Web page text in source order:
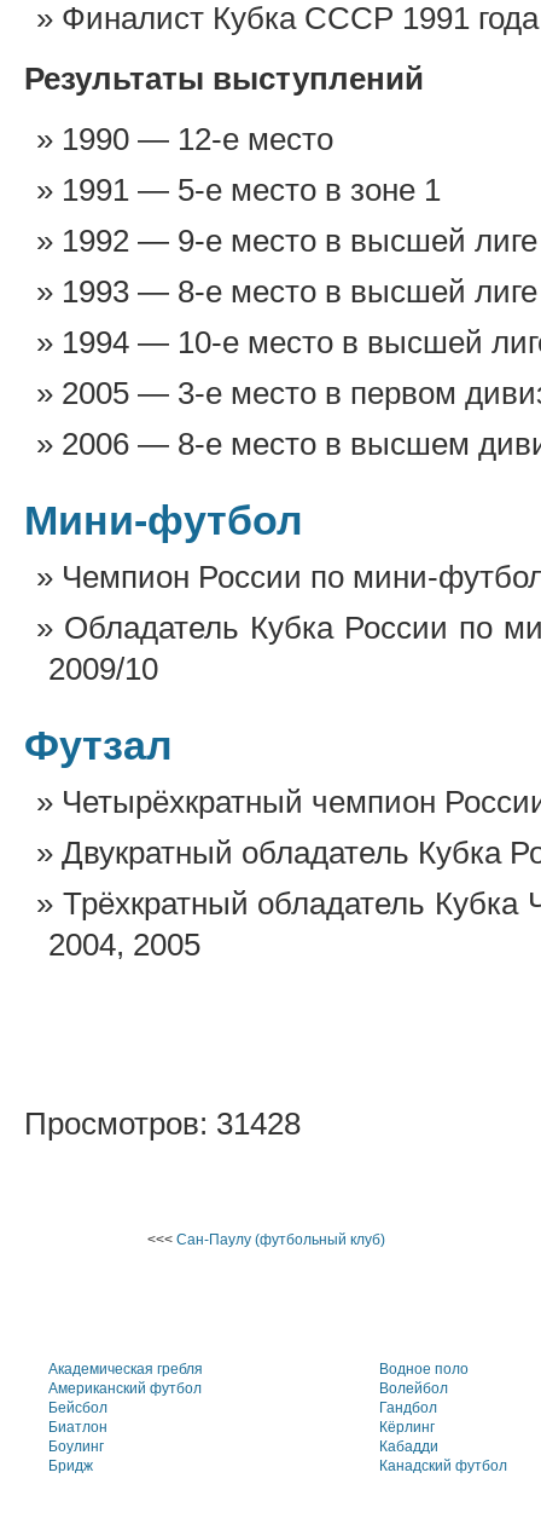
Финалист Кубка СССР 1991 года
Результаты выступлений
1990 — 12-е место
1991 — 5-е место в зоне 1
1992 — 9-е место в высшей лиге
1993 — 8-е место в высшей лиге
1994 — 10-е место в высшей
2005 — 3-е место в первом
2006 — 8-е место в высшем
Мини-футбол
Чемпион России по мини-
Обладатель Кубка России по
2009/10
Футзал
Четырёхкратный чемпион
Двукратный обладатель Кубка
Трёхкратный обладатель Кубка
2004, 2005
Просмотров: 31428
<<< Сан-Паулу (футбольный клуб)
Академическая гребля
Американский футбол
Бейсбол
Биатлон
Боулинг
Бридж
Водное поло
Волейбол
Гандбол
Кёрлинг
Кабадди
Канадский футбол